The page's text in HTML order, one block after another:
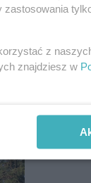
zastosowania
z
znajdziesz w